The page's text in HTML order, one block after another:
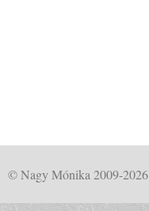
© Nagy Mónika 2009-2026